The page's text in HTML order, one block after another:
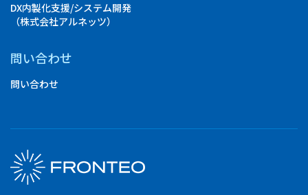
DX内製化支援/システム開発
（株式会社アルネッツ）
問い合わせ
問い合わせ